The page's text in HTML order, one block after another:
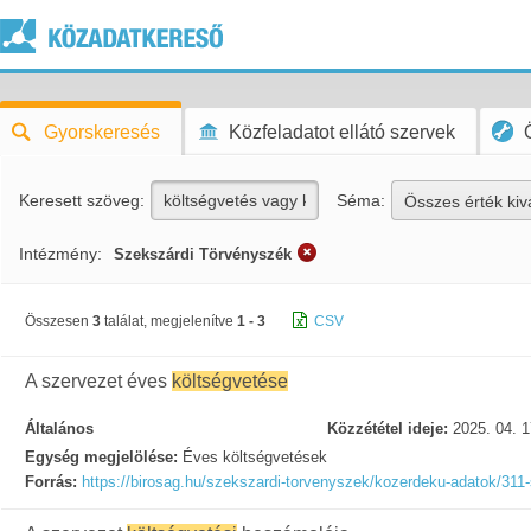
Gyorskeresés Közfeladatot ellátó szervek
Keresett szöveg: Séma: Összes érték
Intézmény: Szekszárdi Törvényszék
Összesen 3 találat, megjelenítve 1 - 3 CSV
A szervezet éves költségvetése
Általános Közzététel ideje: 2025. 04.
Egység megjelölése: Éves költségvetések
Forrás: https://birosag.hu/szekszardi-torvenyszek/kozerdeku-adatok/